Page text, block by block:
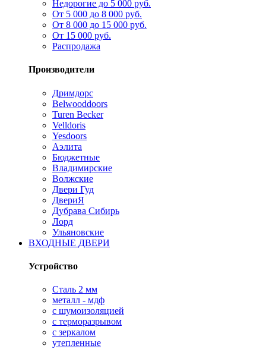
Недорогие до 5 000 руб.
От 5 000 до 8 000 руб.
От 8 000 до 15 000 руб.
От 15 000 руб.
Распродажа
Производители
Дримдорс
Belwooddoors
Turen Becker
Velldoris
Yesdoors
Аэлита
Бюджетные
Владимирские
Волжские
Двери Гуд
ДвериЯ
Дубрава Сибирь
Лорд
Ульяновские
ВХОДНЫЕ ДВЕРИ
Устройство
Сталь 2 мм
металл - мдф
с шумоизоляцией
с терморазрывом
с зеркалом
утепленные